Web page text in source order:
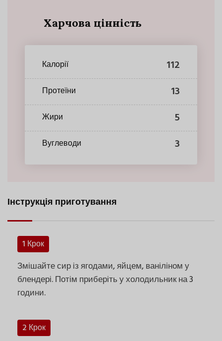
Харчова цінність
Калорії 112
Протеїни 13
Жири 5
Вуглеводи 3
Інструкція приготування
1 Крок
Змішайте сир із ягодами, яйцем, ваніліном у
блендері. Потім приберіть у холодильник на 3
години.
2 Крок